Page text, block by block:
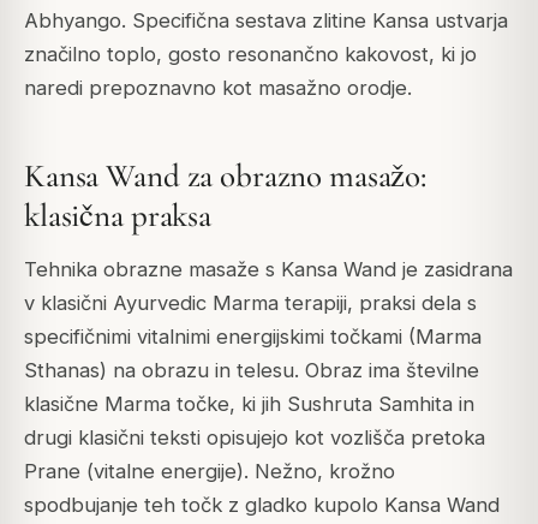
Abhyango. Specifična sestava zlitine Kansa ustvarja
značilno toplo, gosto resonančno kakovost, ki jo
naredi prepoznavno kot masažno orodje.
Kansa Wand za obrazno masažo:
klasična praksa
Tehnika obrazne masaže s Kansa Wand je zasidrana
v klasični Ayurvedic Marma terapiji, praksi dela s
specifičnimi vitalnimi energijskimi točkami (Marma
Sthanas) na obrazu in telesu. Obraz ima številne
klasične Marma točke, ki jih Sushruta Samhita in
drugi klasični teksti opisujejo kot vozlišča pretoka
Prane (vitalne energije). Nežno, krožno
spodbujanje teh točk z gladko kupolo Kansa Wand